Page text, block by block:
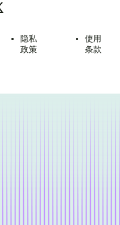
隐私
政策
使用
条款